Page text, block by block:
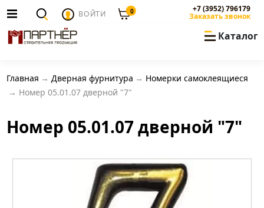
ВОЙТИ 0 +7 (3952) 796179
Заказать звонок
Каталог
Главная Дверная фурнитура
Номерки самоклеящиеся
Номер 05.01.07 дверной "7"
Номер 05.01.07 дверной "7"